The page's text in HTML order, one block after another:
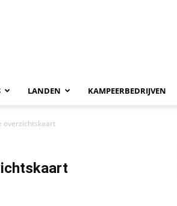
LANDEN KAMPEERBEDRIJVEN
overzichtskaart